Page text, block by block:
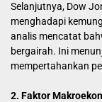
Selanjutnya, Dow
menghadapi
analis mencatat
bergairah. Ini
mempertahankan
2. Faktor